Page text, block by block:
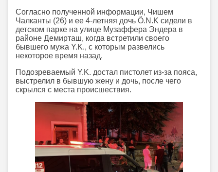
Согласно полученной информации, Чишем
Чалканты (26) и ее 4-летняя дочь Ö.N.K сидели в
детском парке на улице Музаффера Эндера в
районе Демирташ, когда встретили своего
бывшего мужа Y.K., с которым развелись
некоторое время назад.
Подозреваемый Y.K. достал пистолет из-за пояса,
выстрелил в бывшую жену и дочь, после чего
скрылся с места происшествия.